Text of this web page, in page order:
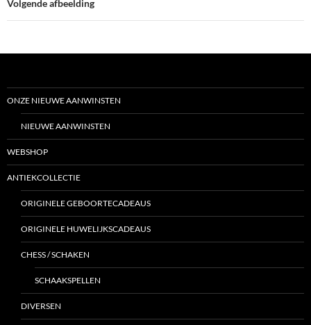
Volgende afbeelding
ONZE NIEUWE AANWINSTEN
NIEUWE AANWINSTEN
WEBSHOP
ANTIEKCOLLECTIE
ORIGINELE GEBOORTECADEAUS
ORIGINELE HUWELIJKSCADEAUS
CHESS / SCHAKEN
SCHAAKSPELLEN
DIVERSEN